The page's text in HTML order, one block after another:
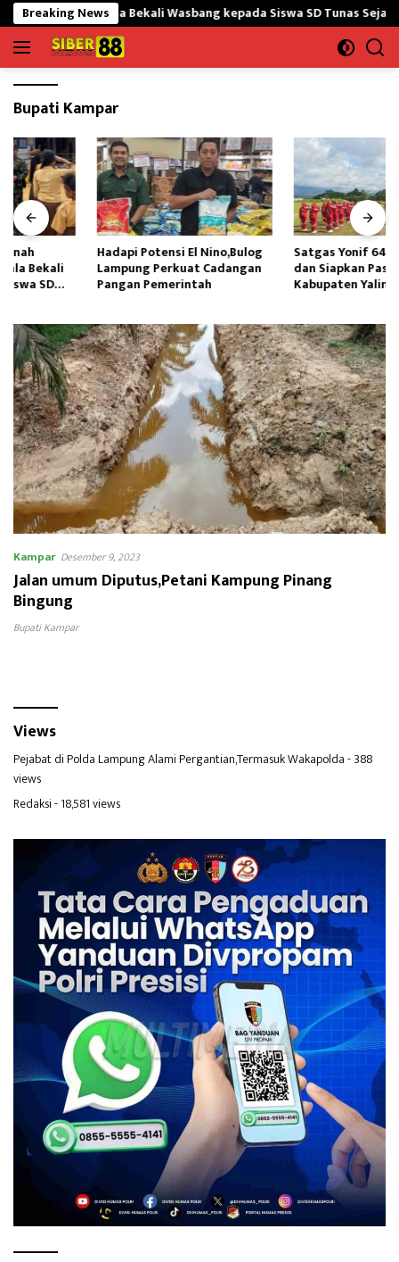
Langsung
ke
konten
Breaking News
Nanggala Bekali Wasbang kepada Siswa SD Tunas Sejahtera
Bupati Kampar
Hadapi Potensi El Nino,Bulog
Lampung Perkuat Cadangan
Pangan Pemerintah
Satgas Yonif 645/GTY Latih
dan Siapkan Paskibraka
Kabupaten Yalimo
Kampar Desember 9, 2023
Jalan umum Diputus,Petani Kampung Pinang
Bingung
Bupati Kampar
Views
Pejabat di Polda Lampung Alami Pergantian,Termasuk Wakapolda- 388
views
Redaksi- 18,581 views